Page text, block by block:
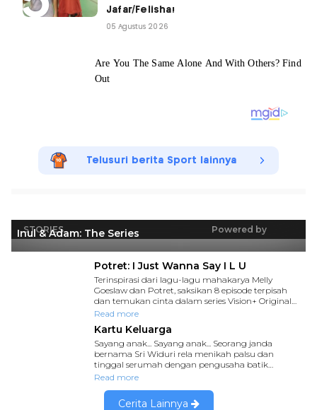
Jafar/Felisha!
05 Agustus 2026
Telusuri berita Sport lainnya